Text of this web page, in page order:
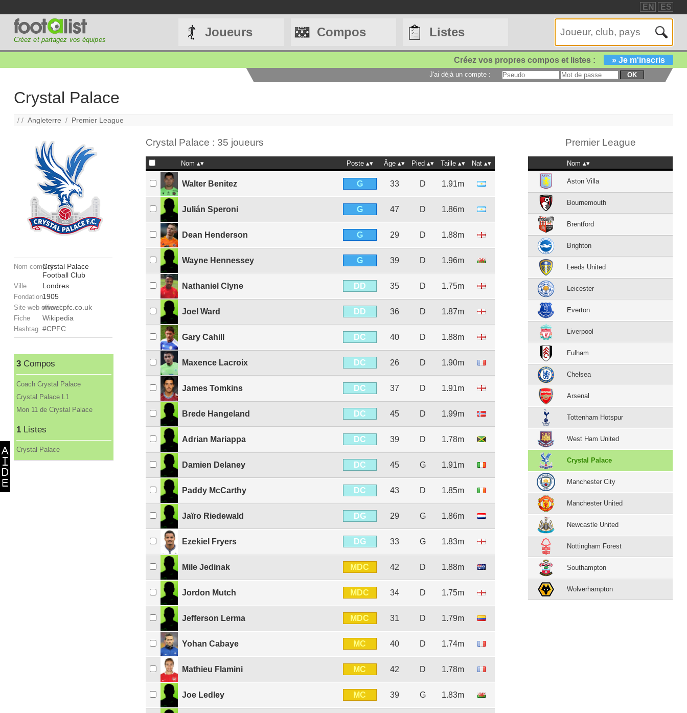
EN ES
Créez et partagez vos équipes
Joueurs Compos Listes
Créez vos propres compos et listes : » Je m'inscris
J'ai déjà un compte : OK
Crystal Palace
/ /Angleterre / Premier League
Nom completCrystal Palace
Football Club
Ville Londres
Fondation1905
Site web officielwww.cpfc.co.uk
Fiche Wikipedia
Hashtag #CPFC
3Compos
Coach Crystal Palace
Crystal Palace L1
Mon 11 de Crystal Palace
1Listes
Crystal Palace
Crystal Palace : 35 joueurs
Nom Poste Âge Pied Taille Nat
Walter Benitez G 33 D 1.91m
Julián Speroni G 47 D 1.86m
Dean Henderson G 29 D 1.88m
Wayne Hennessey G 39 D 1.96m
Nathaniel Clyne DD 35 D 1.75m
Joel Ward DD 36 D 1.87m
Gary Cahill DC 40 D 1.88m
Maxence Lacroix DC 26 D 1.90m
James Tomkins DC 37 D 1.91m
Brede Hangeland DC 45 D 1.99m
Adrian Mariappa DC 39 D 1.78m
Damien Delaney DC 45 G 1.91m
Paddy McCarthy DC 43 D 1.85m
Jaïro Riedewald DG 29 G 1.86m
Ezekiel Fryers DG 33 G 1.83m
Mile Jedinak MDC 42 D 1.88m
Jordon Mutch MDC 34 D 1.75m
Jefferson Lerma MDC 31 D 1.79m
Yohan Cabaye MC 40 D 1.74m
Mathieu Flamini MC 42 D 1.78m
Joe Ledley MC 39 G 1.83m
Premier League
Nom
Aston Villa
Bournemouth
Brentford
Brighton
Leeds United
Leicester
Everton
Liverpool
Fulham
Chelsea
Arsenal
Tottenham Hotspur
West Ham United
Crystal Palace
Manchester City
Manchester United
Newcastle United
Nottingham Forest
Southampton
Wolverhampton